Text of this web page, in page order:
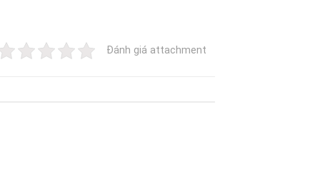
Đánh giá attachment